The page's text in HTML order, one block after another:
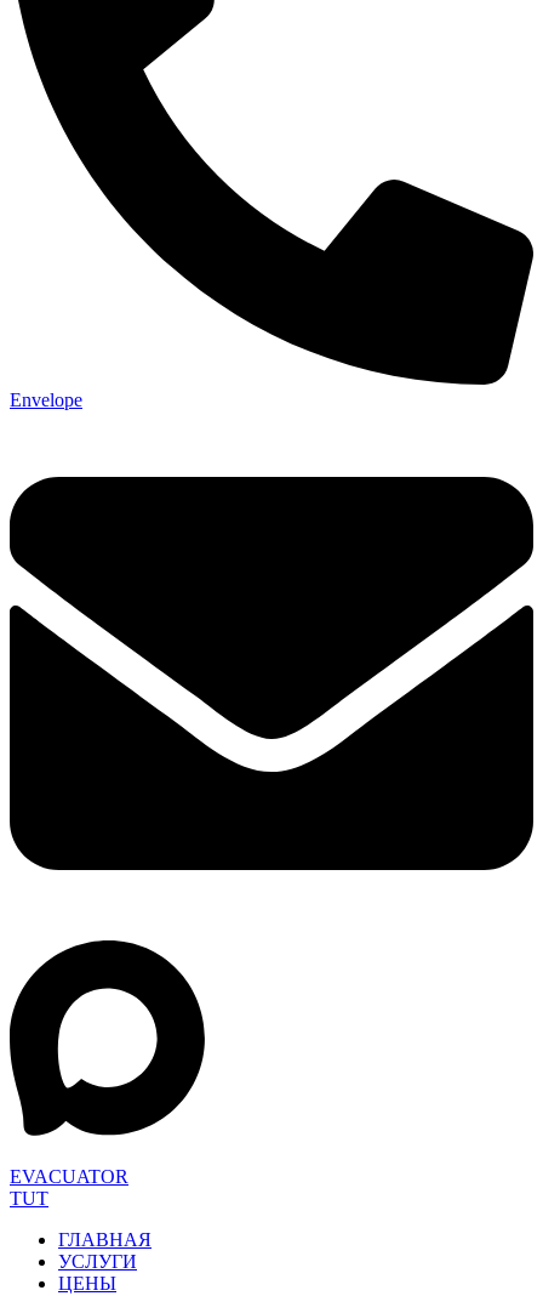
Envelope
EVACUATOR
TUT
ГЛАВНАЯ
УСЛУГИ
ЦЕНЫ